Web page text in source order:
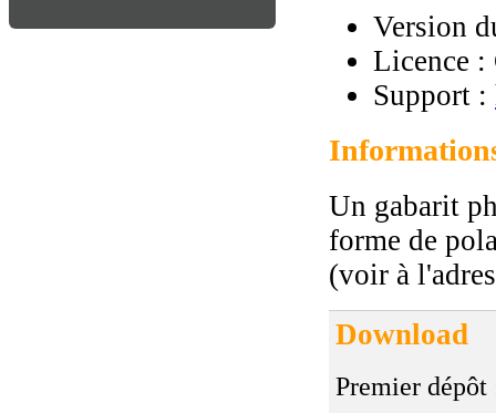
Version
Licence :
Support :
Un gabarit
forme de
(voir à
Download
Premier